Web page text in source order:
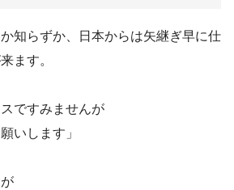
知らずか、日本からは矢継ぎ早に仕
ます。
ですみませんが
いします」